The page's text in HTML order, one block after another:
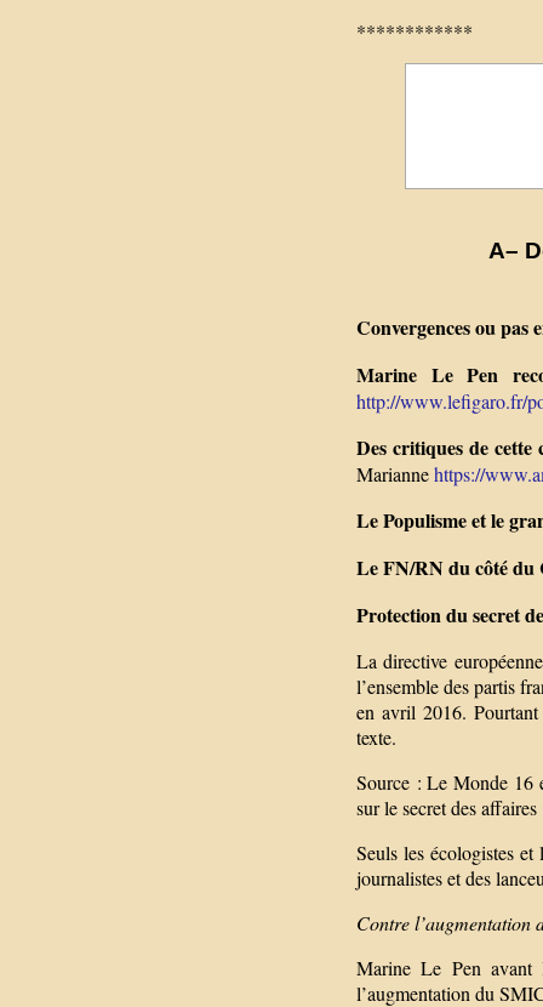
************
A–
Convergences ou pas
Marine Le Pen
http://www.lefigaro.fr/
Des critiques de
Mariannehttps://
Le Populisme et le
Le FN/RN du côté du
Protection du secret
La directive
l’ensemble des partis
en avril 2016. Pourtant
texte.
Source : Le Monde 16
sur le secret des
Seuls les écologistes
journalistes et des
Contre l’augmentation
Marine Le Pen avant
l’augmentation du